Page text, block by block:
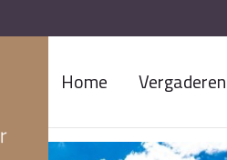
Home Vergaderen